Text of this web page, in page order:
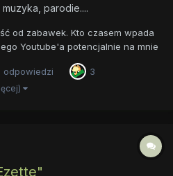
muzyka, parodie....
od zabawek. Kto czasem wpada
Youtube'a potencjalnie na mnie
to czasem pozwalam
Pony i inne produkt...
odpowiedzi 3